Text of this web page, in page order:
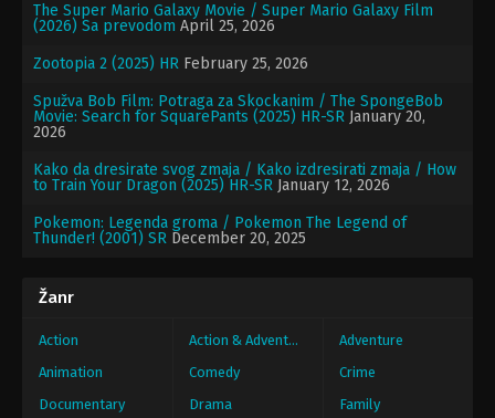
The Super Mario Galaxy Movie / Super Mario Galaxy Film
(2026) Sa prevodom April 25, 2026
Zootopia 2 (2025) HR February 25, 2026
Spužva Bob Film: Potraga za Skockanim / The SpongeBob
Movie: Search for SquarePants (2025) HR-SR January 20,
2026
Kako da dresirate svog zmaja / Kako izdresirati zmaja / How
to Train Your Dragon (2025) HR-SR January 12, 2026
Pokemon: Legenda groma / Pokemon The Legend of
Thunder! (2001) SR December 20, 2025
Žanr
Action Action & Adventure
Adventure
Animation
Comedy
Crime
Documentary
Drama
Family